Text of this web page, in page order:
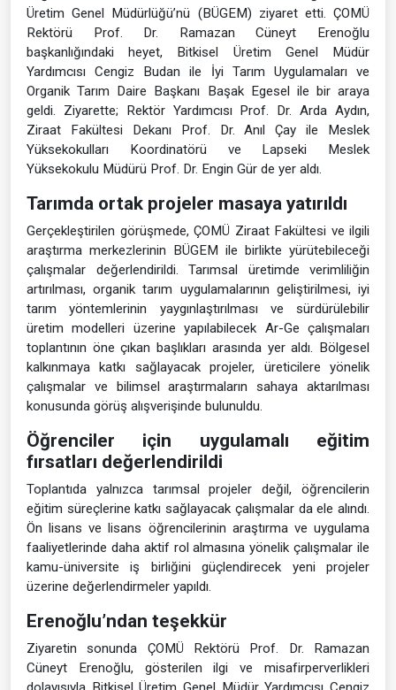
Üretim Genel Müdürlüğü’nü (BÜGEM) ziyaret etti. ÇOMÜ
Rektörü Prof. Dr. Ramazan Cüneyt Erenoğlu
başkanlığındaki heyet, Bitkisel Üretim Genel Müdür
Yardımcısı Cengiz Budan ile İyi Tarım Uygulamaları ve
Organik Tarım Daire Başkanı Başak Egesel ile bir araya
geldi. Ziyarette; Rektör Yardımcısı Prof. Dr. Arda Aydın,
Ziraat Fakültesi Dekanı Prof. Dr. Anıl Çay ile Meslek
Yüksekokulları Koordinatörü ve Lapseki Meslek
Yüksekokulu Müdürü Prof. Dr. Engin Gür de yer aldı.
Tarımda ortak projeler masaya yatırıldı
Gerçekleştirilen görüşmede, ÇOMÜ Ziraat Fakültesi ve ilgili
araştırma merkezlerinin BÜGEM ile birlikte yürütebileceği
çalışmalar değerlendirildi. Tarımsal üretimde verimliliğin
artırılması, organik tarım uygulamalarının geliştirilmesi, iyi
tarım yöntemlerinin yaygınlaştırılması ve sürdürülebilir
üretim modelleri üzerine yapılabilecek Ar-Ge çalışmaları
toplantının öne çıkan başlıkları arasında yer aldı. Bölgesel
kalkınmaya katkı sağlayacak projeler, üreticilere yönelik
çalışmalar ve bilimsel araştırmaların sahaya aktarılması
konusunda görüş alışverişinde bulunuldu.
Öğrenciler için uygulamalı eğitim
fırsatları değerlendirildi
Toplantıda yalnızca tarımsal projeler değil, öğrencilerin
eğitim süreçlerine katkı sağlayacak çalışmalar da ele alındı.
Ön lisans ve lisans öğrencilerinin araştırma ve uygulama
faaliyetlerinde daha aktif rol almasına yönelik çalışmalar ile
kamu-üniversite iş birliğini güçlendirecek yeni projeler
üzerine değerlendirmeler yapıldı.
Erenoğlu’ndan teşekkür
Ziyaretin sonunda ÇOMÜ Rektörü Prof. Dr. Ramazan
Cüneyt Erenoğlu, gösterilen ilgi ve misafirperverlikleri